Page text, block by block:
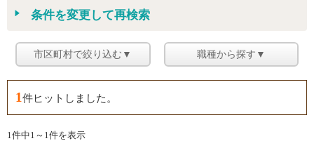
条件を変更して再検索
市区町村で絞り込む▼ 職種から探す▼
1件ヒットしました。
1件中1～1件を表示